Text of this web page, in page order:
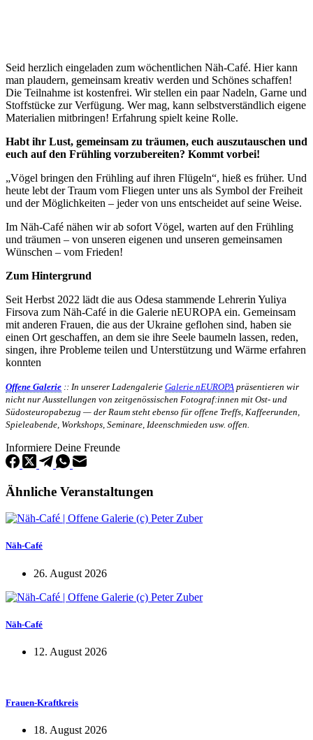
Seid herzlich eingeladen zum wöchentlichen Näh-Café. Hier kann
man plaudern, gemeinsam kreativ werden und Schönes schaffen!
Die Teilnahme ist kostenfrei. Wir stellen ein paar Nadeln, Garne und
Stoffstücke zur Verfügung. Wer mag, kann selbstverständlich eigene
Materialien mitbringen! Erfahrung spielt keine Rolle.
Habt ihr Lust, gemeinsam zu träumen, euch auszutauschen und
euch auf den Frühling vorzubereiten? Kommt vorbei!
„Vögel bringen den Frühling auf ihren Flügeln“, hieß es früher. Und
heute lebt der Traum vom Fliegen unter uns als Symbol der Freiheit
und der Möglichkeiten – jeder von uns entscheidet auf seine Weise.
Im Näh-Café nähen wir ab sofort Vögel, warten auf den Frühling
und träumen – von unseren eigenen und unseren gemeinsamen
Wünschen – vom Frieden!
Zum Hintergrund
Seit Herbst 2022 lädt die aus Odesa stammende Lehrerin Yuliya
Firsova zum Näh-Café in die Galerie nEUROPA ein. Gemeinsam
mit anderen Frauen, die aus der Ukraine geflohen sind, haben sie
einen Ort geschaffen, an dem sie ihre Seele baumeln lassen, reden,
singen, ihre Probleme teilen und Unterstützung und Wärme erfahren
konnten
Offene Galerie :: In unserer Ladengalerie Galerie nEUROPA präsentieren wir
nicht nur Ausstellungen von zeitgenössischen Fotograf:innen mit Ost- und
Südosteuropabezug — der Raum steht ebenso für offene Treffs, Kaffeerunden,
Spieleabende, Workshops, Seminare, Ideenschmieden usw. offen.
Informiere Deine Freunde
Ähnliche Veranstaltungen
Näh-Café
26. August 2026
Näh-Café
12. August 2026
Frauen-Kraftkreis
18. August 2026